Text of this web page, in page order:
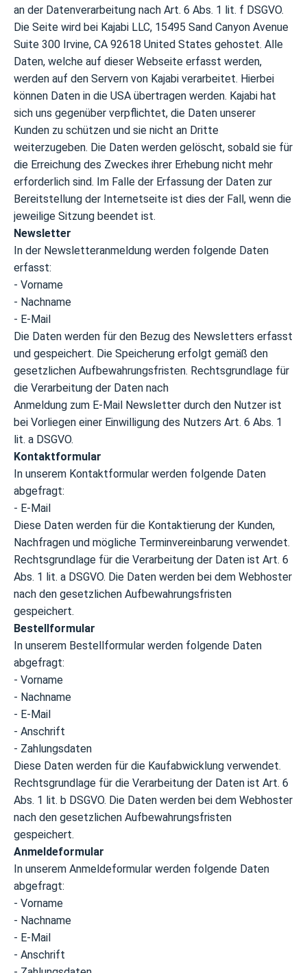
an der Datenverarbeitung nach Art. 6 Abs. 1 lit. f DSGVO.
Die Seite wird bei Kajabi LLC, 15495 Sand Canyon Avenue
Suite 300 Irvine, CA 92618 United States gehostet. Alle
Daten, welche auf dieser Webseite erfasst werden,
werden auf den Servern von Kajabi verarbeitet. Hierbei
können Daten in die USA übertragen werden. Kajabi hat
sich uns gegenüber verpflichtet, die Daten unserer
Kunden zu schützen und sie nicht an Dritte
weiterzugeben. Die Daten werden gelöscht, sobald sie für
die Erreichung des Zweckes ihrer Erhebung nicht mehr
erforderlich sind. Im Falle der Erfassung der Daten zur
Bereitstellung der Internetseite ist dies der Fall, wenn die
jeweilige Sitzung beendet ist.
Newsletter
In der Newsletteranmeldung werden folgende Daten
erfasst:
- Vorname
- Nachname
- E-Mail
Die Daten werden für den Bezug des Newsletters erfasst
und gespeichert. Die Speicherung erfolgt gemäß den
gesetzlichen Aufbewahrungsfristen. Rechtsgrundlage für
die Verarbeitung der Daten nach
Anmeldung zum E-Mail Newsletter durch den Nutzer ist
bei Vorliegen einer Einwilligung des Nutzers Art. 6 Abs. 1
lit. a DSGVO.
Kontaktformular
In unserem Kontaktformular werden folgende Daten
abgefragt:
- E-Mail
Diese Daten werden für die Kontaktierung der Kunden,
Nachfragen und mögliche Terminvereinbarung verwendet.
Rechtsgrundlage für die Verarbeitung der Daten ist Art. 6
Abs. 1 lit. a DSGVO. Die Daten werden bei dem Webhoster
nach den gesetzlichen Aufbewahrungsfristen
gespeichert.
Bestellformular
In unserem Bestellformular werden folgende Daten
abgefragt:
- Vorname
- Nachname
- E-Mail
- Anschrift
- Zahlungsdaten
Diese Daten werden für die Kaufabwicklung verwendet.
Rechtsgrundlage für die Verarbeitung der Daten ist Art. 6
Abs. 1 lit. b DSGVO. Die Daten werden bei dem Webhoster
nach den gesetzlichen Aufbewahrungsfristen
gespeichert.
Anmeldeformular
In unserem Anmeldeformular werden folgende Daten
abgefragt:
- Vorname
- Nachname
- E-Mail
- Anschrift